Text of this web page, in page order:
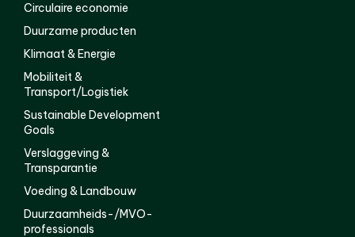
Circulaire economie
Duurzame producten
Klimaat & Energie
Mobiliteit &
Transport/Logistiek
Sustainable Development
Goals
Verslaggeving &
Transparantie
Voeding & Landbouw
Duurzaamheids-/MVO-
professionals